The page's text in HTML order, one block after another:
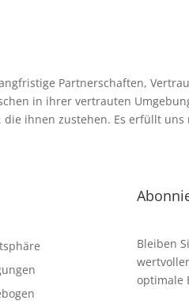
Partnerschaften,
in ihrer vertrauten
die ihnen zustehen. Es erfüllt
Bleiben
optimale